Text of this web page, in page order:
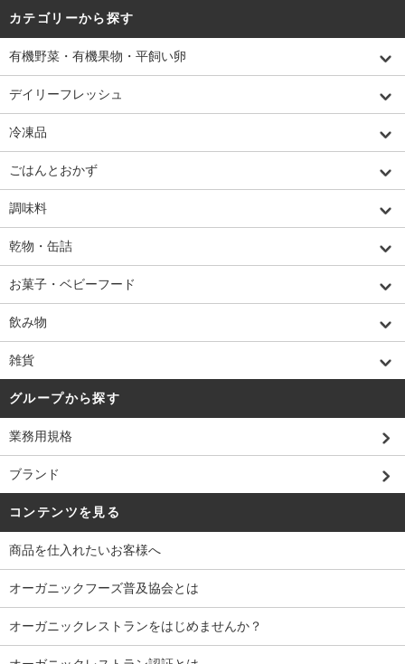
カテゴリーから探す
有機野菜・有機果物・平飼い卵
デイリーフレッシュ
冷凍品
ごはんとおかず
調味料
乾物・缶詰
お菓子・ベビーフード
飲み物
雑貨
グループから探す
業務用規格
ブランド
コンテンツを見る
商品を仕入れたいお客様へ
オーガニックフーズ普及協会とは
オーガニックレストランをはじめませんか？